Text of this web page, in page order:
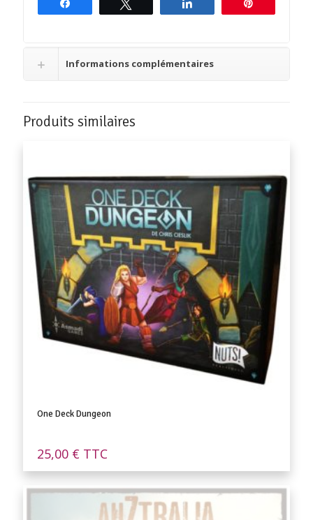
Informations complémentaires
Produits similaires
One Deck Dungeon
25,00 € TTC